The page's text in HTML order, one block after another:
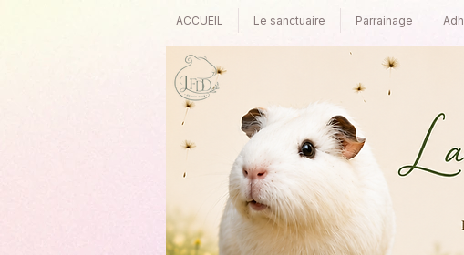
ACCUEIL Le sanctuaire Parrainage